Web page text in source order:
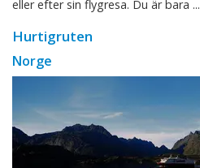
eller efter sin flygresa. Du är bara ...
Hurtigruten
Norge